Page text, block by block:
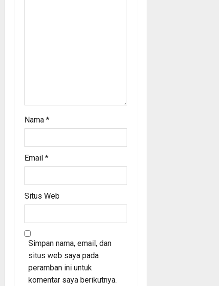
Nama *
Email *
Situs Web
Simpan nama, email, dan
situs web saya pada
peramban ini untuk
komentar saya berikutnya.